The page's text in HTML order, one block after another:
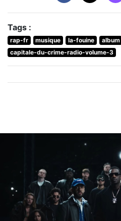
Tags :
rap-fr musique la-fouine album
capitale-du-crime-radio-volume-3